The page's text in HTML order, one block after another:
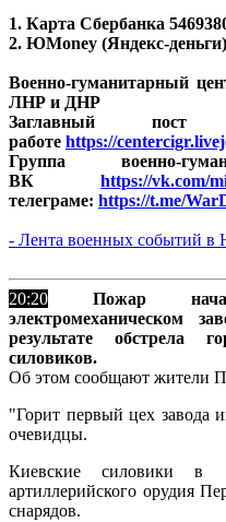
1. Карта Сбербанка
2. ЮMoney (Яндекс-
Военно-гуманитарный
ЛНР и ДНР
Заглавный пост о
работе https://
Группа военно-
ВК https://vk.com/
телеграме: https://t.me/
- Лента военных событий в
20:20
Пожар
электромеханическом
результате обстрела
силовиков.
Об этом сообщают жители
"Горит первый цех завода
очевидцы.
Киевские силовики в
артиллерийского орудия
снарядов.